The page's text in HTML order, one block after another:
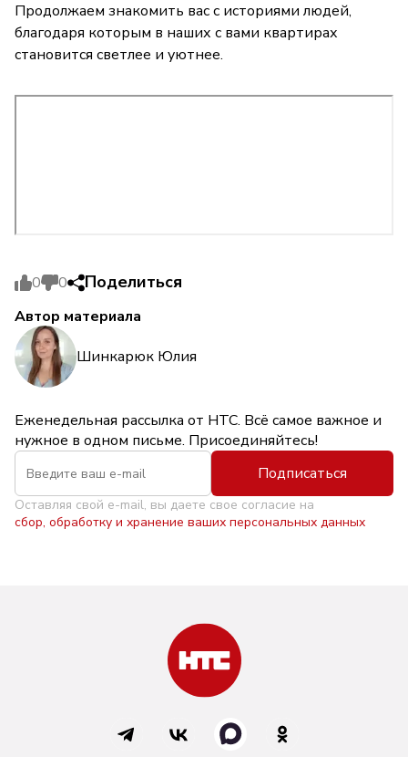
Продолжаем знакомить вас с историями людей,
благодаря которым в наших с вами квартирах
становится светлее и уютнее.
0 0 Поделиться
Автор материала
Шинкарюк Юлия
Еженедельная рассылка от НТС. Всё самое важное и
нужное в одном письме. Присоединяйтесь!
Подписаться
Оставляя свой e-mail, вы даете свое согласие на
сбор, обработку и хранение ваших персональных данных